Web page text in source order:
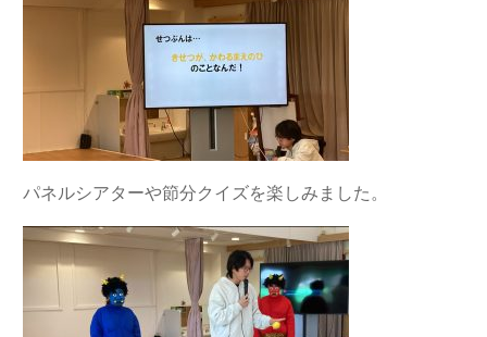
パネルシアターや節分クイズを楽しみました。